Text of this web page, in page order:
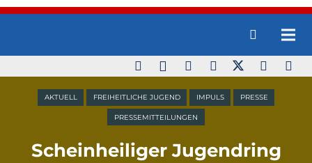
AKTUELL FREIHEITLICHE JUGEND IMPULS PRESSE
PRESSEMITTEILUNGEN
Scheinheiliger Jugendring